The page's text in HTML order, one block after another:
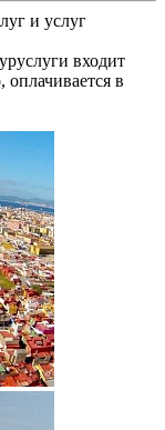
и услуг
входит
в